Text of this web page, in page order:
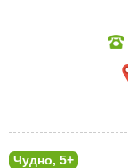
Чудно, 5+